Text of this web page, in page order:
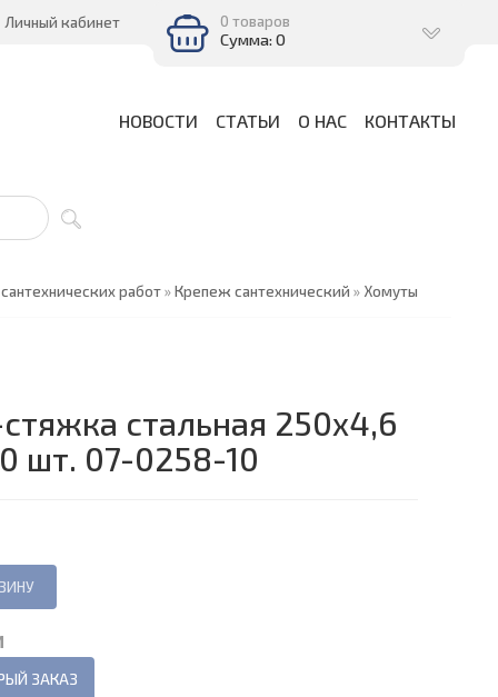
Личный кабинет 0 товаров
Сумма: 0
НОВОСТИ СТАТЬИ О НАС КОНТАКТЫ
работ»Крепеж сантехнический » Хомуты
стальная 250x4,6
шт. 07-0258-10
ЗАКАЗ